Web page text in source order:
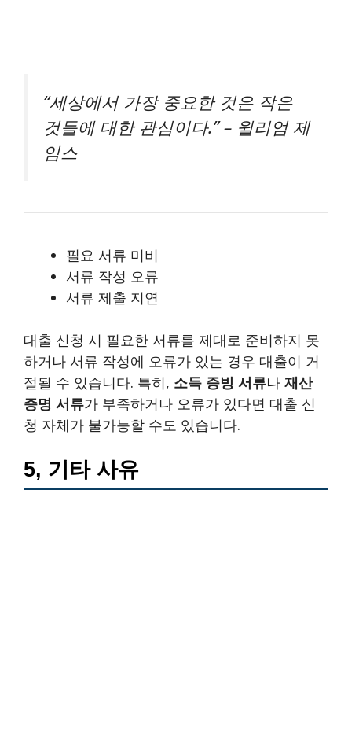
“세상에서 가장 중요한 것은 작은
것들에 대한 관심이다.” – 윌리엄 제
임스
필요 서류 미비
서류 작성 오류
서류 제출 지연
대출 신청 시 필요한 서류를 제대로 준비하지 못
하거나 서류 작성에 오류가 있는 경우 대출이 거
절될 수 있습니다. 특히, 소득 증빙 서류나 재산
증명 서류가 부족하거나 오류가 있다면 대출 신
청 자체가 불가능할 수도 있습니다.
5, 기타 사유